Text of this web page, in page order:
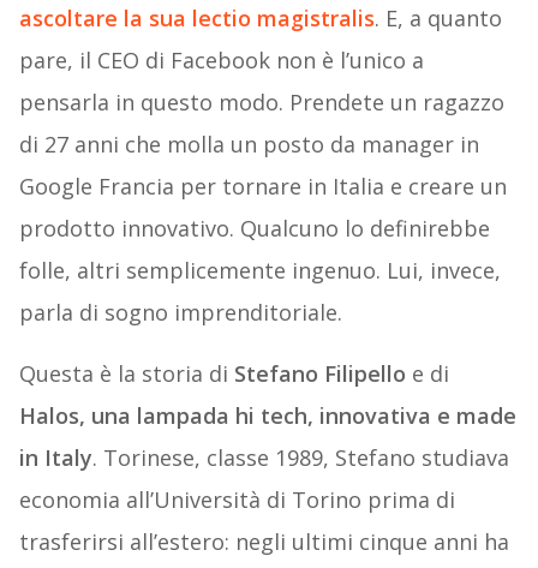
ascoltare la sua lectio magistralis. E, a quanto
pare, il CEO di Facebook non è l’unico a
pensarla in questo modo. Prendete un ragazzo
di 27 anni che molla un posto da manager in
Google Francia per tornare in Italia e creare un
prodotto innovativo. Qualcuno lo definirebbe
folle, altri semplicemente ingenuo. Lui, invece,
parla di sogno imprenditoriale.
Questa è la storia di Stefano Filipello e di
Halos, una lampada hi tech, innovativa e made
in Italy. Torinese, classe 1989, Stefano studiava
economia all’Università di Torino prima di
trasferirsi all’estero: negli ultimi cinque anni ha